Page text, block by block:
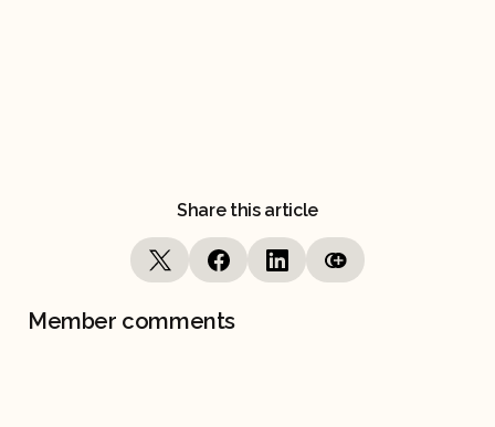
Share this article
Member comments